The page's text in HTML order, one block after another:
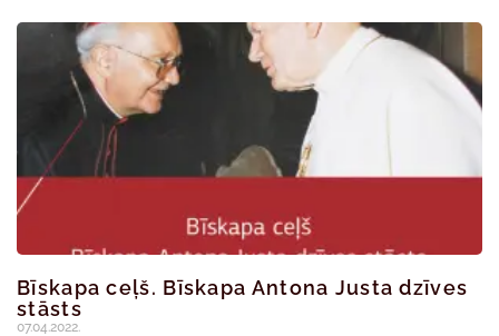
Bīskapa ceļš. Bīskapa Antona Justa dzīves
stāsts
07.04.2022.